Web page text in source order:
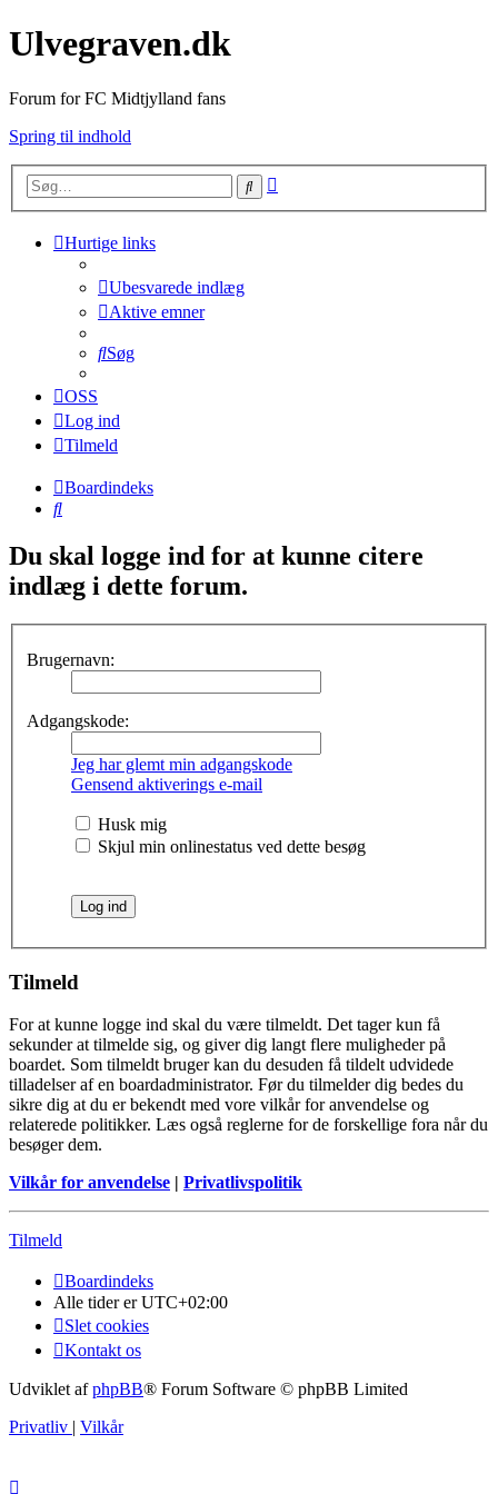
Ulvegraven.dk
Forum for FC Midtjylland fans
Spring til indhold
Søg
Hurtige links
Ubesvarede indlæg
Aktive emner
Søg
OSS
Log ind
Tilmeld
Boardindeks
Søg
Du skal logge ind for at kunne citere
indlæg i dette forum.
Brugernavn:
Adgangskode:
Jeg har glemt min adgangskode
Gensend aktiverings e-mail
Husk mig
Skjul min onlinestatus ved dette besøg
Tilmeld
For at kunne logge ind skal du være tilmeldt. Det tager kun få
sekunder at tilmelde sig, og giver dig langt flere muligheder på
boardet. Som tilmeldt bruger kan du desuden få tildelt udvidede
tilladelser af en boardadministrator. Før du tilmelder dig bedes du
sikre dig at du er bekendt med vore vilkår for anvendelse og
relaterede politikker. Læs også reglerne for de forskellige fora når du
besøger dem.
Vilkår for anvendelse | Privatlivspolitik
Tilmeld
Boardindeks
Alle tider erUTC+02:00
Slet cookies
Kontakt os
Udviklet afphpBB® Forum Software © phpBB Limited
Privatliv | Vilkår